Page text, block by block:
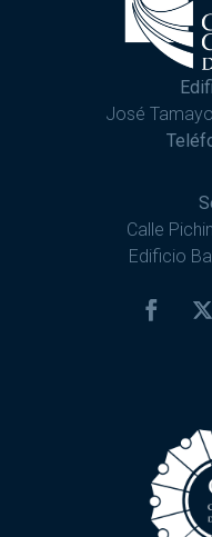
José
Calle
Edificio